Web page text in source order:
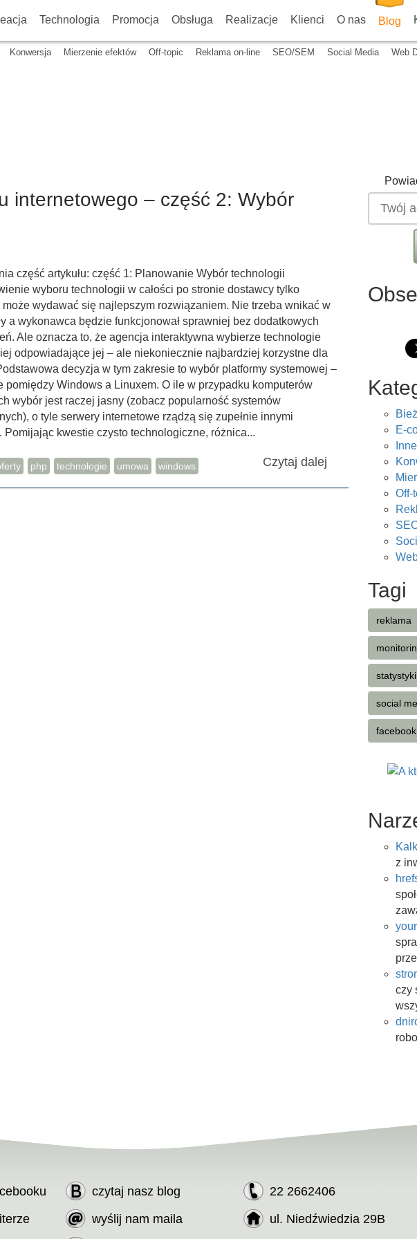
Technologia Promocja Obsługa Realizacje Klienci O nas Blog
Konwersja Mierzenie efektów Off-topic Reklama on-line SEO/SEM Social Media Web
internetowego – część 2: Wybór
część artykułu: część 1: Planowanie Wybór technologii
wyboru technologii w całości po stronie dostawcy tylko
może wydawać się najlepszym rozwiązaniem. Nie trzeba wnikać w
a wykonawca będzie funkcjonował sprawniej bez dodatkowych
Ale oznacza to, że agencja interaktywna wybierze technologie
odpowiadające jej – ale niekoniecznie najbardziej korzystne dla
decyzja w tym zakresie to wybór platformy systemowej –
pomiędzy Windows a Linuxem. O ile w przypadku komputerów
wybór jest raczej jasny (zobacz popularność systemów
o tyle serwery internetowe rządzą się zupełnie innymi
Pomijając kwestie czysto technologiczne, różnica...
Czytaj dalej
php technologie umowa windows
E-
Inne
Off-
Tagi
reklama
statystyki
social
facebook
z
czy
czytaj nasz blog
wyślij nam maila
22 2662406
ul. Niedźwiedzia 29B